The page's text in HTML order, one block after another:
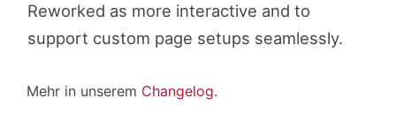
Reworked as more interactive and to
support custom page setups seamlessly.
Mehr in unserem Changelog.